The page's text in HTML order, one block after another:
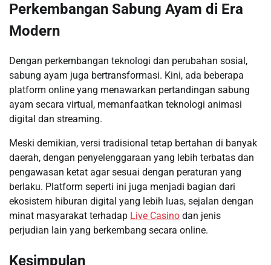
Perkembangan Sabung Ayam di Era
Modern
Dengan perkembangan teknologi dan perubahan sosial,
sabung ayam juga bertransformasi. Kini, ada beberapa
platform online yang menawarkan pertandingan sabung
ayam secara virtual, memanfaatkan teknologi animasi
digital dan streaming.
Meski demikian, versi tradisional tetap bertahan di banyak
daerah, dengan penyelenggaraan yang lebih terbatas dan
pengawasan ketat agar sesuai dengan peraturan yang
berlaku. Platform seperti ini juga menjadi bagian dari
ekosistem hiburan digital yang lebih luas, sejalan dengan
minat masyarakat terhadap Live Casino dan jenis
perjudian lain yang berkembang secara online.
Kesimpulan